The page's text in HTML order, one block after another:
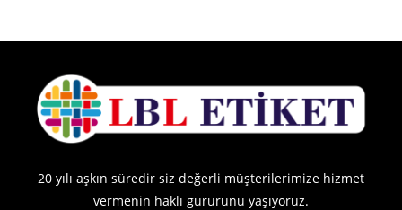
20 yılı aşkın süredir siz değerli müşterilerimize hizmet
vermenin haklı gururunu yaşıyoruz.